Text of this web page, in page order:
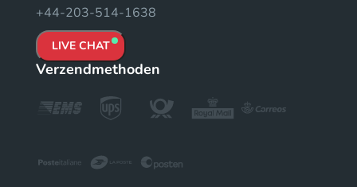
+44-203-514-1638
LIVE CHAT
Verzendmethoden